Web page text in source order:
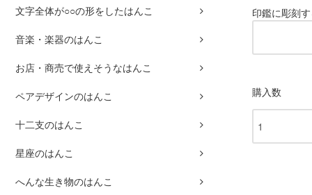
文字全体が○○の形をしたはんこ
音楽・楽器のはんこ
お店・商売で使えそうなはんこ
ペアデザインのはんこ
十二支のはんこ
星座のはんこ
へんな生き物のはんこ
印鑑に彫刻
購入数